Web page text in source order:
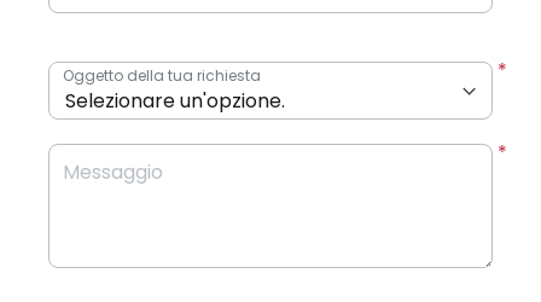
Oggetto della tua richiesta
Messaggio